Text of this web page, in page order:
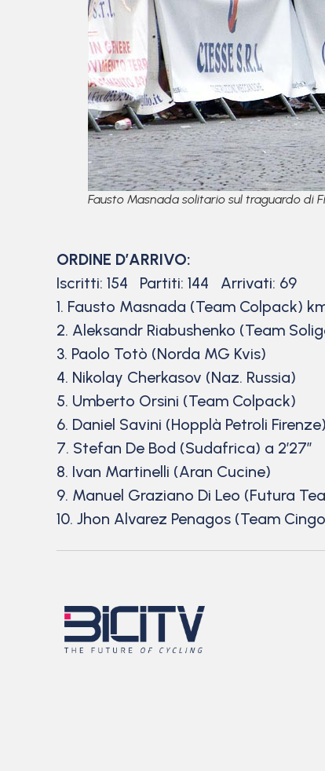
Fausto Masnada solitario sul traguardo di
ORDINE D’ARRIVO:
Iscritti: 154 Partiti: 144 Arrivati: 69
1. Fausto Masnada (Team Colpack)
2. Aleksandr Riabushenko (Team
3. Paolo Totò (Norda MG Kvis)
4. Nikolay Cherkasov (Naz. Russia)
5. Umberto Orsini (Team Colpack)
6. Daniel Savini (Hopplà Petroli Firenze)
7. Stefan De Bod (Sudafrica) a 2’27”
8. Ivan Martinelli (Aran Cucine)
9. Manuel Graziano Di Leo (Futura
10. Jhon Alvarez Penagos (Team